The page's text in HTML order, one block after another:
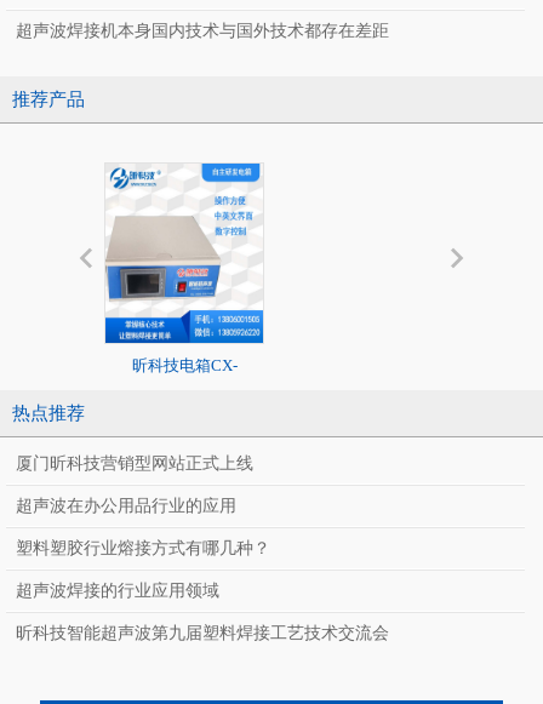
超声波焊接机本身国内技术与国外技术都存在差距
推荐产品
昕科技电箱CX-
全自动智能超声波
热点推荐
厦门昕科技营销型网站正式上线
超声波在办公用品行业的应用
塑料塑胶行业熔接方式有哪几种？
超声波焊接的行业应用领域
昕科技智能超声波第九届塑料焊接工艺技术交流会